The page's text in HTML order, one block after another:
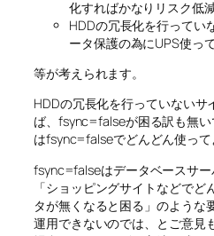
化すればかなりリスク低減
HDDの冗長化を行ってい
ータ保護の為にUPS使っ
等が考えられます。
HDDの冗長化を行っていないサ
ば、fsync=falseが困る訳も無
はfsync=falseでどんどん使って
fsync=falseはデータベースサ
「ショッピングサイトなどで
タが無くなると困る」のよう
運用できないのでは、とご意見